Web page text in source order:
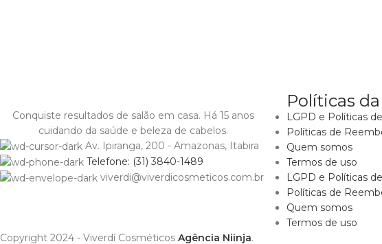
Conquiste resultados de salão em casa. Há 15 anos
cuidando da saúde e beleza de cabelos.
Av. Ipiranga, 200 - Amazonas, Itabira
Telefone: (31) 3840-1489
viverdi@viverdicosmeticos.com.br
Políticas
LGPD e Políticas
Políticas de
Quem somos
Termos de uso
LGPD e Políticas
Políticas de
Quem somos
Termos de uso
Copyright 2024 - Viverdí Cosméticos Agência Niinja.